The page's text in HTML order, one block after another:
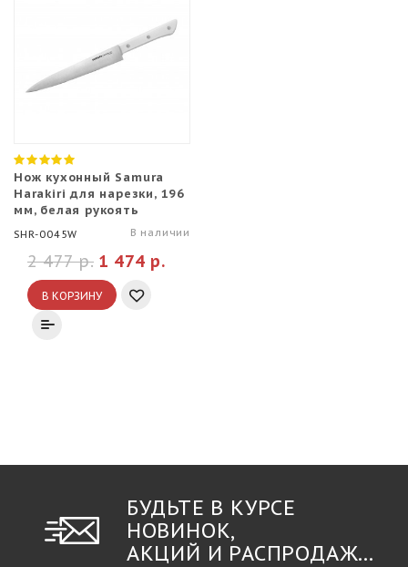
Нож кухонный Samura
Harakiri для нарезки, 196
мм, белая рукоять
SHR-0045W В наличии
1 474 р.
2 477 р.
В КОРЗИНУ
БУДЬТЕ В КУРСЕ
НОВИНОК,
АКЦИЙ И РАСПРОДАЖ...